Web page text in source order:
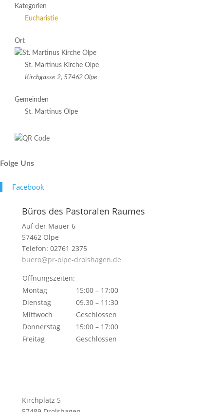
Kategorien
Eucharistie
Ort
St. Martinus Kirche Olpe
Kirchgasse 2, 57462 Olpe
Gemeinden
St. Martinus Olpe
Folge Uns
Face­book
Büros des Pastoralen Raumes
Auf der Mauer 6
57462 Olpe
Telefon: 02761 2375
buero@pr-olpe-drolshagen.de
Öffnungszeiten:
Montag
15:00 – 17:00
Dienstag
09.30 – 11:30
Mittwoch
Geschlossen
Donnerstag
15:00 – 17:00
Freitag
Geschlossen
Kirchplatz 5